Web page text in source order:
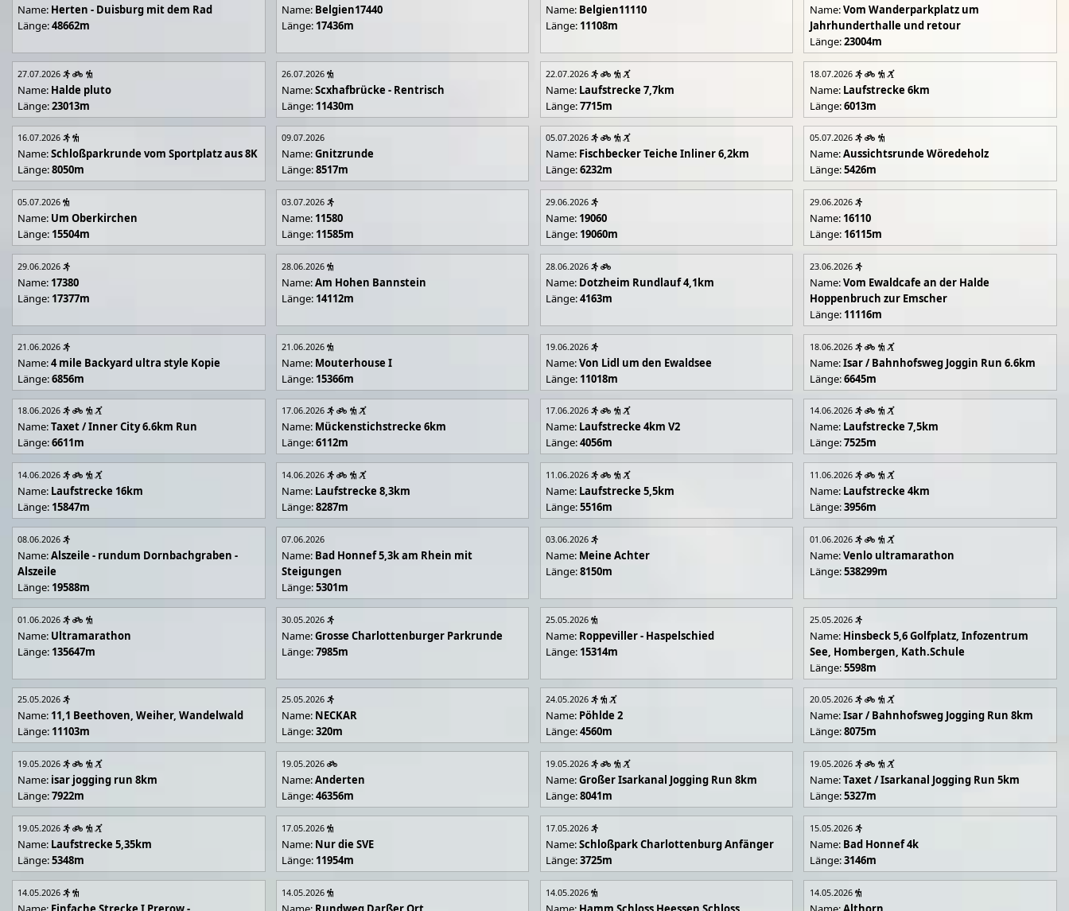
Name: Herten - Duisburg mit dem Rad
Länge:48662m
Name: Belgien17440
Länge: 17436m
Name: Belgien11110
Länge: 11108m
Name:Vom Wanderparkplatz um
Jahrhunderthalle und retour
Länge:23004m
27.07.2026
Name: Halde pluto
Länge:23013m
26.07.2026
Name:Scxhafbrücke - Rentrisch
Länge: 11430m
22.07.2026
Name: Laufstrecke 7,7km
Länge:7715m
18.07.2026
Name: Laufstrecke 6km
Länge:6013m
16.07.2026
Name:Schloßparkrunde vom Sportplatz aus 8K
Länge:8050m
09.07.2026
Name:Gnitzrunde
Länge:8517m
05.07.2026
Name: Fischbecker Teiche Inliner 6,2km
Länge:6232m
05.07.2026
Name:Aussichtsrunde Wöredeholz
Länge:5426m
05.07.2026
Name: Um Oberkirchen
Länge: 15504m
03.07.2026
Name: 11580
Länge: 11585m
29.06.2026
Name: 19060
Länge: 19060m
29.06.2026
Name: 16110
Länge: 16115m
29.06.2026
Name: 17380
Länge: 17377m
28.06.2026
Name:Am Hohen Bannstein
Länge: 14112m
28.06.2026
Name: Dotzheim Rundlauf 4,1km
Länge:4163m
23.06.2026
Name:Vom Ewaldcafe an der Halde
Hoppenbruch zur Emscher
Länge: 11116m
21.06.2026
Name:4 mile Backyard ultra style Kopie
Länge:6856m
21.06.2026
Name: Mouterhouse I
Länge: 15366m
19.06.2026
Name:Von Lidl um den Ewaldsee
Länge: 11018m
18.06.2026
Name:Isar / Bahnhofsweg Joggin Run 6.6km
Länge:6645m
18.06.2026
Name:Taxet / Inner City 6.6km Run
Länge:6611m
17.06.2026
Name: Mückenstichstrecke 6km
Länge:6112m
17.06.2026
Name: Laufstrecke 4km V2
Länge:4056m
14.06.2026
Name: Laufstrecke 7,5km
Länge:7525m
14.06.2026
Name: Laufstrecke 16km
Länge: 15847m
14.06.2026
Name: Laufstrecke 8,3km
Länge:8287m
11.06.2026
Name: Laufstrecke 5,5km
Länge:5516m
11.06.2026
Name: Laufstrecke 4km
Länge:3956m
08.06.2026
Name:Alszeile - rundum Dornbachgraben -
Alszeile
Länge: 19588m
07.06.2026
Name: Bad Honnef 5,3k am Rhein mit
Steigungen
Länge:5301m
03.06.2026
Name: Meine Achter
Länge:8150m
01.06.2026
Name:Venlo ultramarathon
Länge:538299m
01.06.2026
Name: Ultramarathon
Länge: 135647m
30.05.2026
Name:Grosse Charlottenburger Parkrunde
Länge:7985m
25.05.2026
Name: Roppeviller - Haspelschied
Länge: 15314m
25.05.2026
Name: Hinsbeck 5,6 Golfplatz, Infozentrum
See, Hombergen, Kath.Schule
Länge:5598m
25.05.2026
Name: 11,1 Beethoven, Weiher, Wandelwald
Länge: 11103m
25.05.2026
Name: NECKAR
Länge:320m
24.05.2026
Name: Pöhlde 2
Länge:4560m
20.05.2026
Name:Isar / Bahnhofsweg Jogging Run 8km
Länge:8075m
19.05.2026
Name: isar jogging run 8km
Länge:7922m
19.05.2026
Name:Anderten
Länge:46356m
19.05.2026
Name:Großer Isarkanal Jogging Run 8km
Länge:8041m
19.05.2026
Name:Taxet / Isarkanal Jogging Run 5km
Länge:5327m
19.05.2026
Name: Laufstrecke 5,35km
Länge:5348m
17.05.2026
Name: Nur die SVE
Länge: 11954m
17.05.2026
Name:Schloßpark Charlottenburg Anfänger
Länge:3725m
15.05.2026
Name: Bad Honnef 4k
Länge:3146m
14.05.2026 14.05.2026 14.05.2026 14.05.2026